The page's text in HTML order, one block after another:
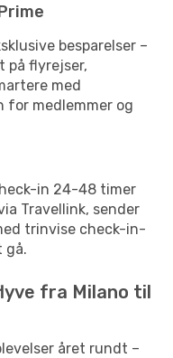
besparelser –
på flyrejser,
med
medlemmer og
in 24-48 timer
Travellink, sender
trinvise check-in-
gå.
fra Milano til
året rundt –